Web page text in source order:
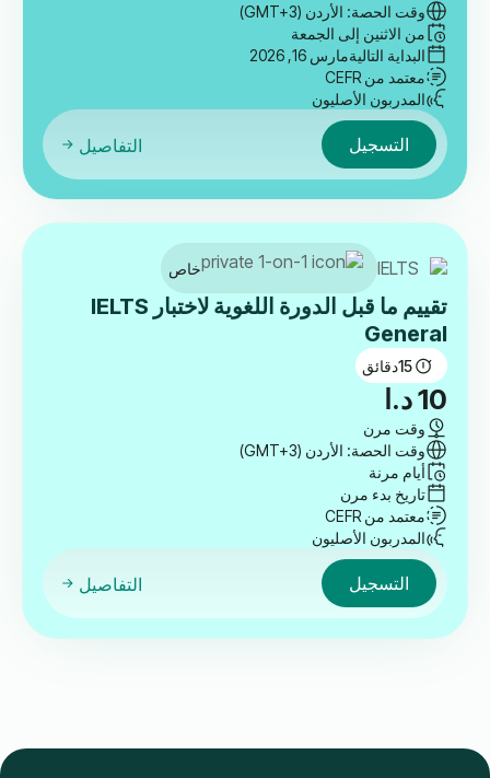
وقت الحصة: الأردن (GMT+3)
من الاثنين إلى الجمعة
البداية التاليةمارس 16, 2026
معتمد من CEFR
المدربون الأصليون
التسجيل التفاصيل
خاص
تقييم ما قبل الدورة اللغوية لاختبار IELTS
General
15دقائق
10د.ا
وقت مرن
وقت الحصة: الأردن (GMT+3)
أيام مرنة
تاريخ بدء مرن
معتمد من CEFR
المدربون الأصليون
التسجيل التفاصيل